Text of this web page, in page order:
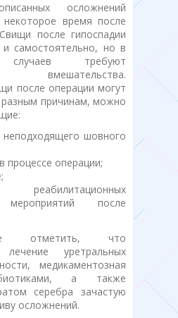
осложнений
время после
после гипоспадии
и самостоятельно, но в
случаев требуют
вмешательства.
после операции могут
причинам, можно
неподходящего шовного
процессе операции;
реабилитационных
мероприятий после
отметить, что
лечение уретральных
медикаментозная
а также
серебра зачастую
осложнений.